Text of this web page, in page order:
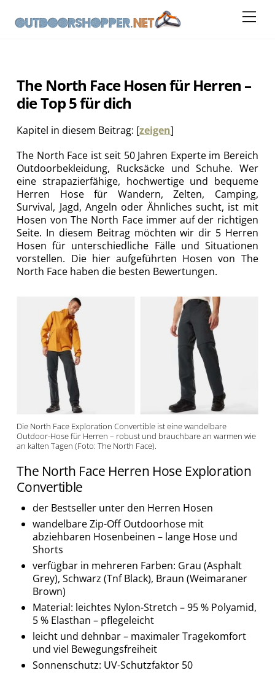
content
The North Face Hosen für Herren –
die Top 5 für dich
Kapitel in diesem Beitrag: [zeigen]
The North Face ist seit 50 Jahren Experte im Bereich
Outdoorbekleidung, Rucksäcke und Schuhe. Wer
eine strapazierfähige, hochwertige und bequeme
Herren Hose für Wandern, Zelten, Camping,
Survival, Jagd, Angeln oder Ähnliches sucht, ist mit
Hosen von The North Face immer auf der richtigen
Seite. In diesem Beitrag möchten wir dir 5 Herren
Hosen für unterschiedliche Fälle und Situationen
vorstellen. Die hier aufgeführten Hosen von The
North Face haben die besten Bewertungen.
Die North Face Exploration Convertible ist eine wandelbare
Outdoor-Hose für Herren – robust und brauchbare an warmen wie
an kalten Tagen (Foto: The North Face).
The North Face Herren Hose Exploration
Convertible
der Bestseller unter den Herren Hosen
wandelbare Zip-Off Outdoorhose mit
abziehbaren Hosenbeinen – lange Hose und
Shorts
verfügbar in mehreren Farben: Grau (Asphalt
Grey), Schwarz (Tnf Black), Braun (Weimaraner
Brown)
Material: leichtes Nylon-Stretch – 95 % Polyamid,
5 % Elasthan – pflegeleicht
leicht und dehnbar – maximaler Tragekomfort
und viel Bewegungsfreiheit
Sonnenschutz: UV-Schutzfaktor 50